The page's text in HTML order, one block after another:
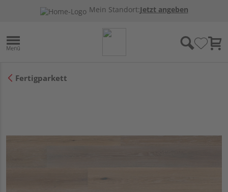
Mein Standort:Jetzt angeben
Fertigparkett